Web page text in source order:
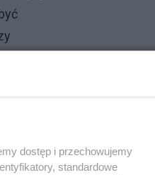
dostęp i przechowujemy
standardowe